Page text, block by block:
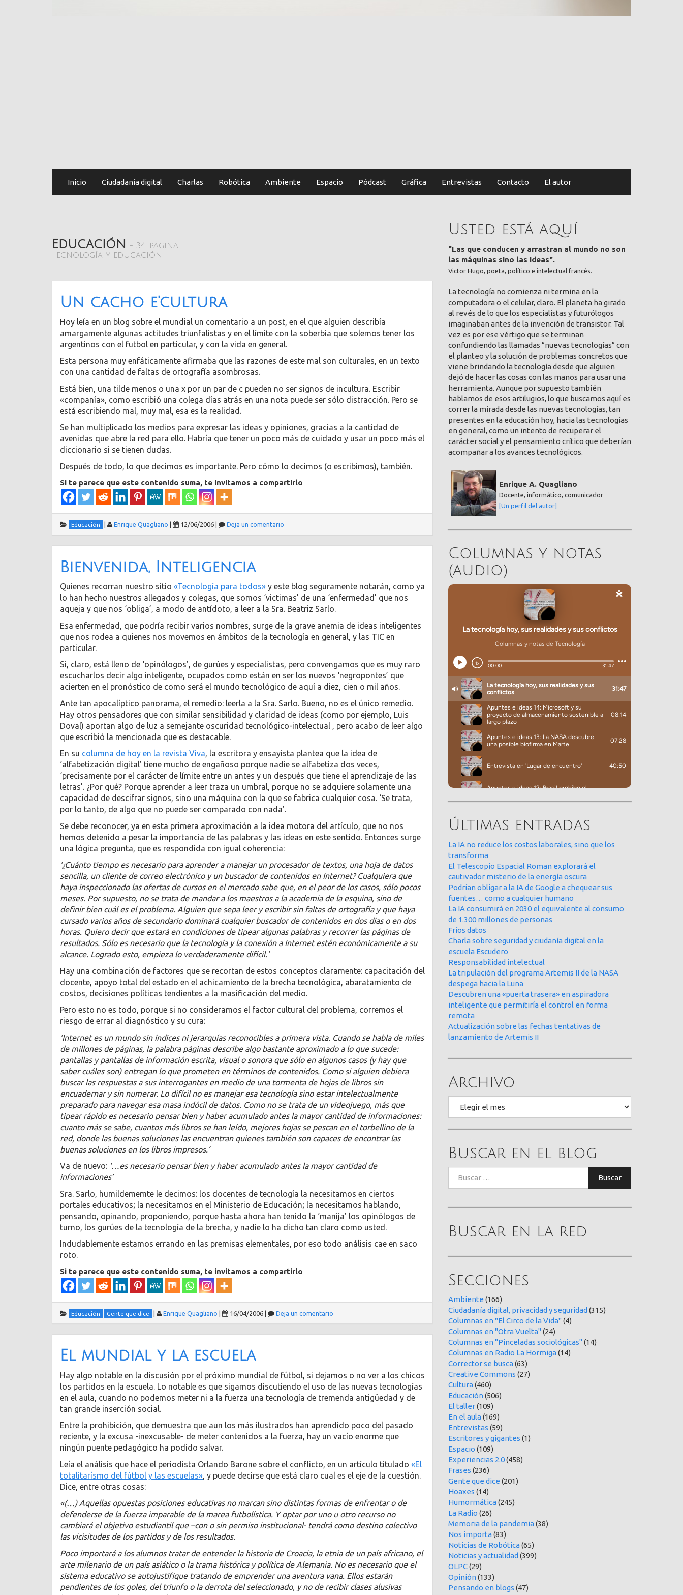
Inicio Ciudadanía digital Charlas Robótica Ambiente Espacio Pódcast Gráfica Entrevistas Contacto El autor
Educación - 34. página
Tecnología y educación
Un cacho e'cultura
Hoy leía en un blog sobre el mundial un comentario a un post, en el que alguien describía
amargamente algunas actitudes triunfalistas y en el límite con la soberbia que solemos tener los
argentinos con el futbol en particular, y con la vida en general.
Esta persona muy enfáticamente afirmaba que las razones de este mal son culturales, en un texto
con una cantidad de faltas de ortografía asombrosas.
Está bien, una tilde menos o una x por un par de c pueden no ser signos de incultura. Escribir
«companía», como escribió una colega días atrás en una nota puede ser sólo distracción. Pero se
está escribiendo mal, muy mal, esa es la realidad.
Se han multiplicado los medios para expresar las ideas y opiniones, gracias a la cantidad de
avenidas que abre la red para ello. Habría que tener un poco más de cuidado y usar un poco más el
diccionario si se tienen dudas.
Después de todo, lo que decimos es importante. Pero cómo lo decimos (o escribimos), también.
Si te parece que este contenido suma, te invitamos a compartirlo
Educación Enrique Quagliano 12/06/2006 Deja un comentario
Bienvenida, Inteligencia
Quienes recorran nuestro sitio «Tecnología para todos» y este blog seguramente notarán, como ya
lo han hecho nuestros allegados y colegas, que somos ‘victimas’ de una ‘enfermedad’ que nos
aqueja y que nos ‘obliga’, a modo de antídoto, a leer a la Sra. Beatriz Sarlo.
Esa enfermedad, que podría recibir varios nombres, surge de la grave anemia de ideas inteligentes
que nos rodea a quienes nos movemos en ámbitos de la tecnología en general, y las TIC en
particular.
Si, claro, está lleno de ‘opinólogos’, de gurúes y especialistas, pero convengamos que es muy raro
escucharlos decir algo inteligente, ocupados como están en ser los nuevos ‘negropontes’ que
acierten en el pronóstico de como será el mundo tecnológico de aquí a diez, cien o mil años.
Ante tan apocalíptico panorama, el remedio: leerla a la Sra. Sarlo. Bueno, no es el único remedio.
Hay otros pensadores que con similar sensibilidad y claridad de ideas (como por ejemplo, Luis
Doval) aportan algo de luz a semejante oscuridad tecnológico-intelectual , pero acabo de leer algo
que escribió la mencionada que es destacable.
En su columna de hoy en la revista Viva, la escritora y ensayista plantea que la idea de
‘alfabetización digital’ tiene mucho de engañoso porque nadie se alfabetiza dos veces,
‘precisamente por el carácter de límite entre un antes y un después que tiene el aprendizaje de las
letras’. ¿Por qué? Porque aprender a leer traza un umbral, porque no se adquiere solamente una
capacidad de descifrar signos, sino una máquina con la que se fabrica cualquier cosa. ‘Se trata,
por lo tanto, de algo que no puede ser comparado con nada’.
Se debe reconocer, ya en esta primera aproximación a la idea motora del artículo, que no nos
hemos detenido a pesar la importancia de las palabras y las ideas en este sentido. Entonces surge
una lógica pregunta, que es respondida con igual coherencia:
‘¿Cuánto tiempo es necesario para aprender a manejar un procesador de textos, una hoja de datos
sencilla, un cliente de correo electrónico y un buscador de contenidos en Internet? Cualquiera que
haya inspeccionado las ofertas de cursos en el mercado sabe que, en el peor de los casos, sólo pocos
meses. Por supuesto, no se trata de mandar a los maestros a la academia de la esquina, sino de
definir bien cuál es el problema. Alguien que sepa leer y escribir sin faltas de ortografía y que haya
cursado varios años de secundario dominará cualquier buscador de contenidos en dos días o en dos
horas. Quiero decir que estará en condiciones de tipear algunas palabras y recorrer las páginas de
resultados. Sólo es necesario que la tecnología y la conexión a Internet estén económicamente a su
alcance. Logrado esto, empieza lo verdaderamente difícil.’
Hay una combinación de factores que se recortan de estos conceptos claramente: capacitación del
docente, apoyo total del estado en el achicamiento de la brecha tecnológica, abaratamiento de
costos, decisiones políticas tendientes a la masificación del medio.
Pero esto no es todo, porque si no consideramos el factor cultural del problema, corremos el
riesgo de errar al diagnóstico y su cura:
‘Internet es un mundo sin índices ni jerarquías reconocibles a primera vista. Cuando se habla de miles
de millones de páginas, la palabra páginas describe algo bastante aproximado a lo que sucede:
pantallas y pantallas de información escrita, visual o sonora que sólo en algunos casos (y hay que
saber cuáles son) entregan lo que prometen en términos de contenidos. Como si alguien debiera
buscar las respuestas a sus interrogantes en medio de una tormenta de hojas de libros sin
encuadernar y sin numerar. Lo difícil no es manejar esa tecnología sino estar intelectualmente
preparado para navegar esa masa indócil de datos. Como no se trata de un videojuego, más que
tipear rápido es necesario pensar bien y haber acumulado antes la mayor cantidad de informaciones:
cuanto más se sabe, cuantos más libros se han leído, mejores hojas se pescan en el torbellino de la
red, donde las buenas soluciones las encuentran quienes también son capaces de encontrar las
buenas soluciones en los libros impresos.’
Va de nuevo: ‘…es necesario pensar bien y haber acumulado antes la mayor cantidad de
informaciones’
Sra. Sarlo, humildememte le decimos: los docentes de tecnología la necesitamos en ciertos
portales educativos; la necesitamos en el Ministerio de Educación; la necesitamos hablando,
pensando, opinando, proponiendo, porque hasta ahora han tenido la ‘manija’ los opinólogos de
turno, los gurúes de la tecnología de la brecha, y nadie lo ha dicho tan claro como usted.
Indudablemente estamos errando en las premisas elementales, por eso todo análisis cae en saco
roto.
Si te parece que este contenido suma, te invitamos a compartirlo
Educación Gente que dice | Enrique Quagliano | 16/04/2006 | Deja un comentario
El mundial y la escuela
Hay algo notable en la discusión por el próximo mundial de fútbol, si dejamos o no ver a los chicos
los partidos en la escuela. Lo notable es que sigamos discutiendo el uso de las nuevas tecnologías
en el aula, cuando no podemos meter ni a la fuerza una tecnología de tremenda antigüedad y de
tan grande inserción social.
Entre la prohibición, que demuestra que aun los más ilustrados han aprendido poco del pasado
reciente, y la excusa -inexcusable- de meter contenidos a la fuerza, hay un vacío enorme que
ningún puente pedagógico ha podido salvar.
Leía el análisis que hace el periodista Orlando Barone sobre el conflicto, en un artículo titulado «El
totalitarísmo del fútbol y las escuelas», y puede decirse que está claro cual es el eje de la cuestión.
Dice, entre otras cosas:
«(…) Aquellas opuestas posiciones educativas no marcan sino distintas formas de enfrentar o de
defenderse de la fuerza imparable de la marea futbolística. Y optar por uno u otro recurso no
cambiará el objetivo estudiantil que –con o sin permiso institucional- tendrá como destino colectivo
las vicisitudes de los partidos y de los resultados.
Poco importará a los alumnos tratar de entender la historia de Croacia, la etnia de un país africano, el
arte milenario de un país asiático o la trama histórica y política de Alemania. No es necesario que el
sistema educativo se autojustifique tratando de emprender una aventura vana. Ellos estarán
pendientes de los goles, del triunfo o la derrota del seleccionado, y no de recibir clases alusivas
Usted está aquí
"Las que conducen y arrastran al mundo no son
las máquinas sino las ideas".
Victor Hugo, poeta, político e intelectual francés.
La tecnología no comienza ni termina en la
computadora o el celular, claro. El planeta ha girado
al revés de lo que los especialistas y futurólogos
imaginaban antes de la invención de transistor. Tal
vez es por ese vértigo que se terminan
confundiendo las llamadas “nuevas tecnologías” con
el planteo y la solución de problemas concretos que
viene brindando la tecnología desde que alguien
dejó de hacer las cosas con las manos para usar una
herramienta. Aunque por supuesto también
hablamos de esos artilugios, lo que buscamos aquí es
correr la mirada desde las nuevas tecnologías, tan
presentes en la educación hoy, hacia las tecnologías
en general, como un intento de recuperar el
carácter social y el pensamiento crítico que deberían
acompañar a los avances tecnológicos.
Enrique A. Quagliano
Docente, informático, comunicador
[Un perfil del autor]
Columnas y notas
(audio)
Últimas entradas
La IA no reduce los costos laborales, sino que los
transforma
El Telescopio Espacial Roman explorará el
cautivador misterio de la energía oscura
Podrían obligar a la IA de Google a chequear sus
fuentes… como a cualquier humano
La IA consumirá en 2030 el equivalente al consumo
de 1.300 millones de personas
Fríos datos
Charla sobre seguridad y ciudanía digital en la
escuela Escudero
Responsabilidad intelectual
La tripulación del programa Artemis II de la NASA
despega hacia la Luna
Descubren una «puerta trasera» en aspiradora
inteligente que permitiría el control en forma
remota
Actualización sobre las fechas tentativas de
lanzamiento de Artemis II
Archivo
Buscar en el blog
Buscar
Buscar en la red
Secciones
Ambiente (166)
Ciudadanía digital, privacidad y seguridad (315)
Columnas en "El Circo de la Vida"(4)
Columnas en "Otra Vuelta"(24)
Columnas en "Pinceladas sociológicas"(14)
Columnas en Radio La Hormiga(14)
Corrector se busca(63)
Creative Commons (27)
Cultura(460)
Educación(506)
El taller(109)
En el aula(169)
Entrevistas (59)
Escritores y gigantes (1)
Espacio (109)
Experiencias 2.0(458)
Frases (236)
Gente que dice (201)
Hoaxes (14)
Humormática(245)
La Radio (26)
Memoria de la pandemia(38)
Nos importa(83)
Noticias de Robótica(65)
Noticias y actualidad (399)
OLPC(29)
Opinión(133)
Pensando en blogs (47)